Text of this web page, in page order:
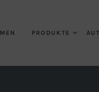
PRODUKTE